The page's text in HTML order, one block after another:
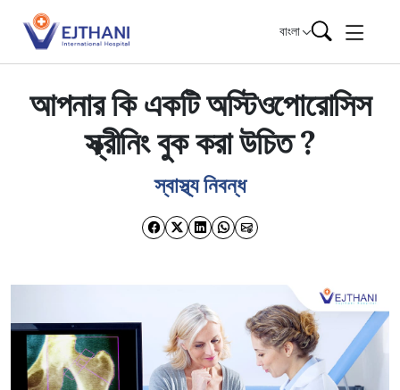
Skip to content
বাংলা
আপনার কি একটি অস্টিওপোরোসিস
স্ক্রীনিং বুক করা উচিত ?
স্বাস্থ্য নিবন্ধ